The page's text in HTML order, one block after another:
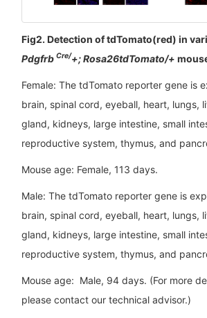
Fig2. Detection of tdTomato(red) in
PdgfrbCre/+; Rosa26tdTomato/+
Female: The tdTomato reporter gene is
brain, spinal cord, eyeball, heart, lungs,
gland, kidneys, large intestine, small
reproductive system, thymus, and
Mouse age: Female, 113 days.
Male: The tdTomato reporter gene is
brain, spinal cord, eyeball, heart, lungs,
gland, kidneys, large intestine, small
reproductive system, thymus, and
Mouse age: Male, 94 days. (For more
please contact our technical advisor.)